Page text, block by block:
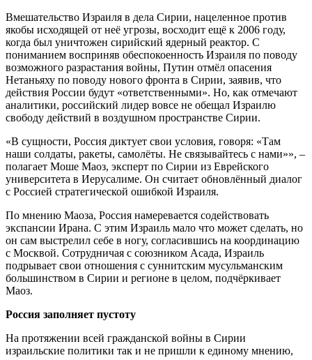
Вмешательство Израиля в дела Сирии, нацеленное против
якобы исходящей от неё угрозы, восходит ещё к 2006 году,
когда был уничтожен сирийский ядерный реактор. С
пониманием восприняв обеспокоенность Израиля по поводу
возможного разрастания войны, Путин отмёл опасения
Нетаньяху по поводу нового фронта в Сирии, заявив, что
действия России будут «ответственными». Но, как отмечают
аналитики, российский лидер вовсе не обещал Израилю
свободу действий в воздушном пространстве Сирии.
«В сущности, Россия диктует свои условия, говоря: «Там
наши солдаты, ракеты, самолёты. Не связывайтесь с нами»», –
полагает Моше Маоз, эксперт по Сирии из Еврейского
университета в Иерусалиме. Он считает обновлённый диалог
с Россией стратегической ошибкой Израиля.
По мнению Маоза, Россия намеревается содействовать
экспансии Ирана. С этим Израиль мало что может сделать, но
он сам выстрелил себе в ногу, согласившись на координацию
с Москвой. Сотрудничая с союзником Асада, Израиль
подрывает свои отношения с суннитским мусульманским
большинством в Сирии и регионе в целом, подчёркивает
Маоз.
Россия заполняет пустоту
На протяжении всей гражданской войны в Сирии
израильские политики так и не пришли к единому мнению,